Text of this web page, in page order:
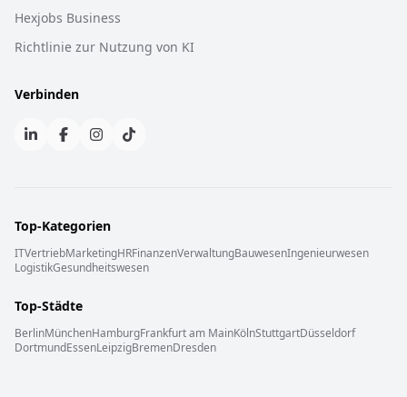
Hexjobs Business
Richtlinie zur Nutzung von KI
Verbinden
Top-Kategorien
ITVertriebMarketingHRFinanzenVerwaltungBauwesenIngenieurwesen
LogistikGesundheitswesen
Top-Städte
BerlinMünchenHamburgFrankfurt am MainKölnStuttgartDüsseldorf
DortmundEssenLeipzigBremenDresden